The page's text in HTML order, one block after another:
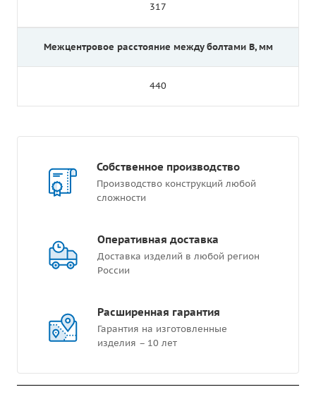
317
Межцентровое расстояние между болтами B, мм
440
Собственное производство
Производство конструкций любой
сложности
Оперативная доставка
Доставка изделий в любой регион
России
Расширенная гарантия
Гарантия на изготовленные
изделия – 10 лет